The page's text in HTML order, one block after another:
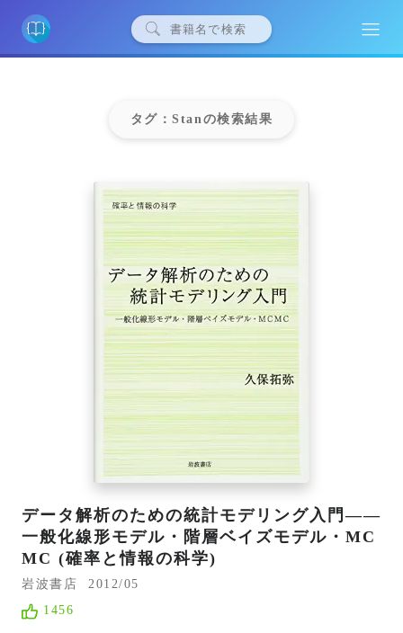
タグ：Stanの検索結果
データ解析のための統計モデリング入門――
一般化線形モデル・階層ベイズモデル・MC
MC (確率と情報の科学)
岩波書店
2012/05
1456